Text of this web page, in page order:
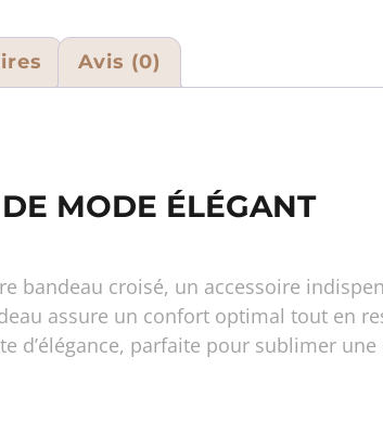
Avis (0)
MODE ÉLÉGANT
bandeau croisé, un accessoire
assure un confort optimal tout en
d’élégance, parfaite pour sublimer